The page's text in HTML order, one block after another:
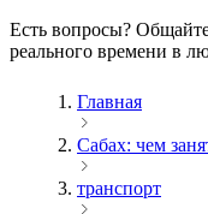
Есть вопросы?
реального времени в
Главная
Сабах: чем
транспорт